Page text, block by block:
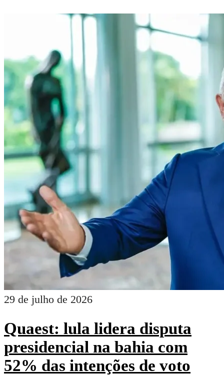
29 de julho de 2026
Quaest: lula lidera disputa
presidencial na bahia com
52% das intenções de voto